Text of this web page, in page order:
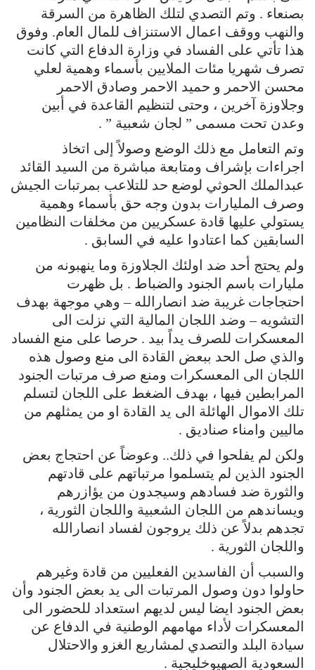
بصنعاء . وتم التصدي لتلك الظاهرة من السرقة
والنهب ووقف اعمال الاستنزاف للمال العام. وفوق
هذا تأتي على الفساد في وزارة الدفاع التي كانت
تصرف شهريا مئات الملايين بأسماء وهمية لعلي
محسن الاحمر و حميد الاحمر وصادق الاحمر
وجلاوزة آخرين ، وحتى لتنظيم القاعدة في أبين
وعدن تحت مسمى ” لجان شعبية ” .
وتم التعامل مع ذلك الوضع وصولاً إلى اتخاذ
اجراءات بإشراف ومتابعة مباشرة من السيد القائد
عبدالملك الحوثي لوضع حد للتلاعب بمرتبات الجيش
وصرف المليارات بدون وجه حق بأسماء وهمية
يستولي عليها قادة عسكريين من مخلفات النظامين
السابقين كما اعتادوا عليه في السابق .
ولم يحتج أحد ضد اولئك الجلاوزة وما ينهبونه من
مليارات باسم الجنود والضباط . بل ظهرت
احتجاجات غريبة ضد انصارالله – وهي موجهة بهدف
التشويه – وضد اللجان المالية التي نزلت الى
المعسكرات للصرف يداً بيد . حرصا على منع الفساد
والذي صل الحد ببعض القادة الى منع وصول هذه
اللجان الى المعسكرات ومنع صرف مرتبات الجنود
المرابطين فيها ، بهدف الضغط على اللجان لتسلم
تلك الاموال الهائلة الى يد القادة او من يمثلهم من
ماليين وامناء صناديق .
ولكن لم يفلحوا في ذلك.. وعوضاً عن احتجاج بعض
الجنود الذين لم يتسلموا مرتباتهم على قادتهم
والثورة ضد فسادهم وسيجدون من يؤازرهم
ويساندهم من اللجان الشعبية واللجان الثورية ،
تجدهم بدلاً عن ذلك يروجون لفساد انصارالله
واللجان الثورية .
والسبب أن الفاسدين الفعليين من قادة وغيرهم
حاولوا دون وصول المرتبات الى يد بعض الجنود وأن
بعض الجنود ايضا ليس لديهم استعداد للحضور الى
المعسكرات لأداء مهامهم الوطنية في الدفاع عن
سيادة البلد والتصدي لمشاريع الغزو والاحتلال
السعودية الصهيوخليجية .